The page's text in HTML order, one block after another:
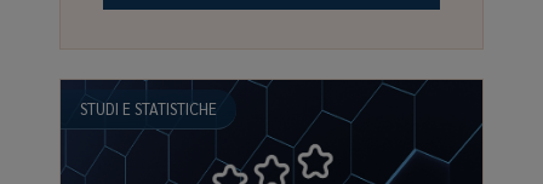
STUDI E STATISTICHE